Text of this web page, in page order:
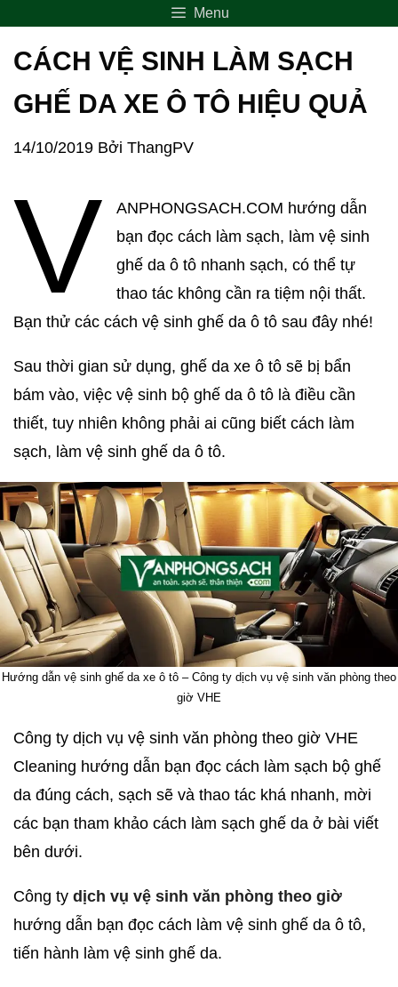
Menu
CÁCH VỆ SINH LÀM SẠCH
GHẾ DA XE Ô TÔ HIỆU QUẢ
14/10/2019 Bởi ThangPV
V
ANPHONGSACH.COM hướng dẫn
bạn đọc cách làm sạch, làm vệ sinh
ghế da ô tô nhanh sạch, có thể tự
thao tác không cần ra tiệm nội thất.
Bạn thử các cách vệ sinh ghế da ô tô sau đây nhé!
Sau thời gian sử dụng, ghế da xe ô tô sẽ bị bẩn
bám vào, việc vệ sinh bộ ghế da ô tô là điều cần
thiết, tuy nhiên không phải ai cũng biết cách làm
sạch, làm vệ sinh ghế da ô tô.
Hướng dẫn vệ sinh ghế da xe ô tô – Công ty dịch vụ vệ sinh văn phòng theo
giờ VHE
Công ty dịch vụ vệ sinh văn phòng theo giờ VHE
Cleaning hướng dẫn bạn đọc cách làm sạch bộ ghế
da đúng cách, sạch sẽ và thao tác khá nhanh, mời
các bạn tham khảo cách làm sạch ghế da ở bài viết
bên dưới.
Công ty dịch vụ vệ sinh văn phòng theo giờ
hướng dẫn bạn đọc cách làm vệ sinh ghế da ô tô,
tiến hành làm vệ sinh ghế da.